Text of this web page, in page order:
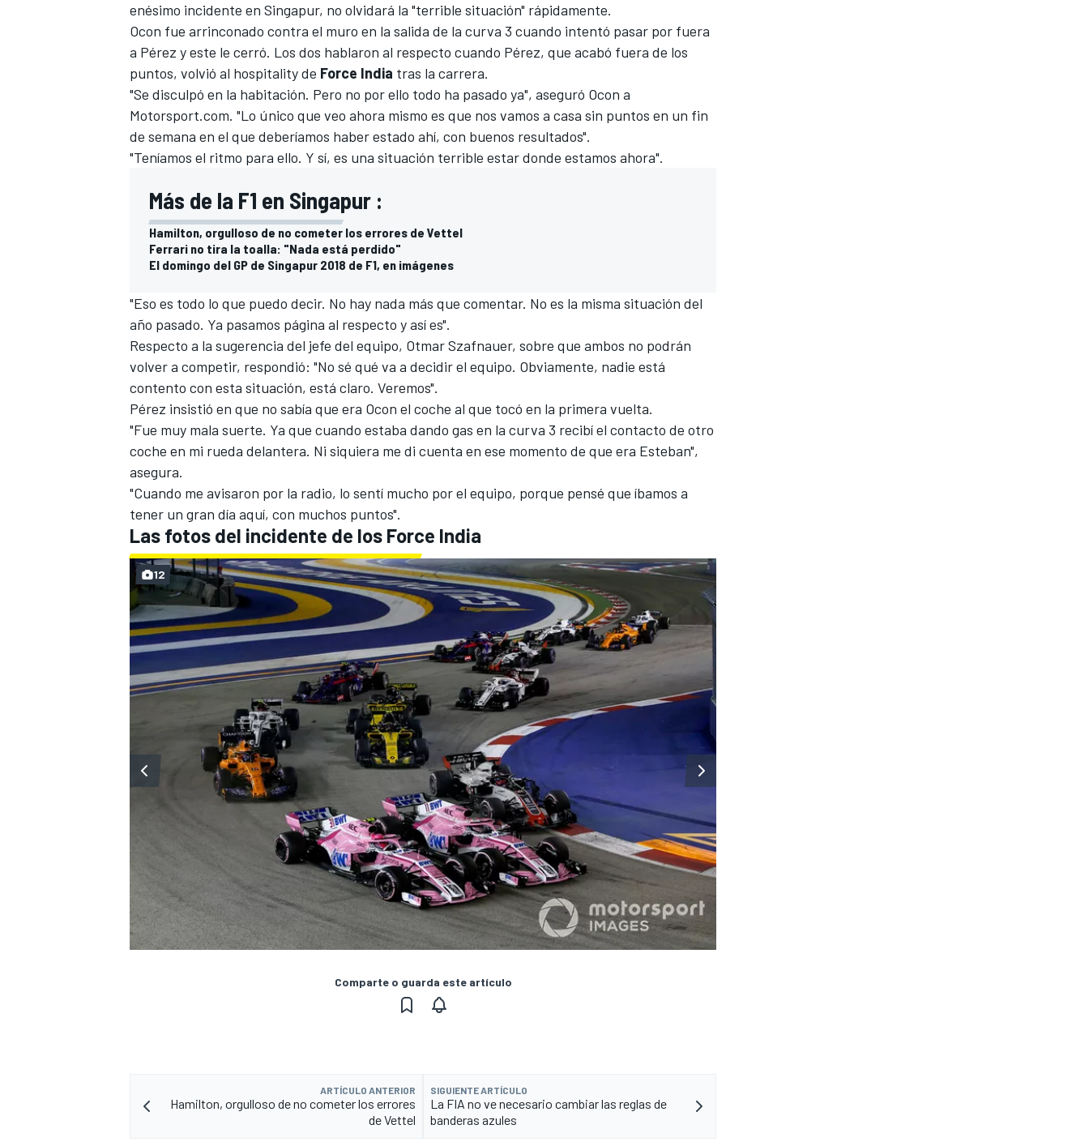
enésimo incidente en Singapur, no olvidará la "terrible situación" rápidamente.
Ocon fue arrinconado contra el muro en la salida de la curva 3 cuando intentó pasar por fuera
a Pérez y este le cerró. Los dos hablaron al respecto cuando Pérez, que acabó fuera de los
puntos, volvió al hospitality de Force India tras la carrera.
"Se disculpó en la habitación. Pero no por ello todo ha pasado ya", aseguró Ocon a
Motorsport.com. "Lo único que veo ahora mismo es que nos vamos a casa sin puntos en un fin
de semana en el que deberíamos haber estado ahí, con buenos resultados".
"Teníamos el ritmo para ello. Y sí, es una situación terrible estar donde estamos ahora".
Más de la F1 en Singapur :
Hamilton, orgulloso de no cometer los errores de Vettel
Ferrari no tira la toalla: "Nada está perdido"
El domingo del GP de Singapur 2018 de F1, en imágenes
"Eso es todo lo que puedo decir. No hay nada más que comentar. No es la misma situación del
año pasado. Ya pasamos página al respecto y así es".
Respecto a la sugerencia del jefe del equipo, Otmar Szafnauer, sobre que ambos no podrán
volver a competir, respondió: "No sé qué va a decidir el equipo. Obviamente, nadie está
contento con esta situación, está claro. Veremos".
Pérez insistió en que no sabía que era Ocon el coche al que tocó en la primera vuelta.
"Fue muy mala suerte. Ya que cuando estaba dando gas en la curva 3 recibí el contacto de otro
coche en mi rueda delantera. Ni siquiera me di cuenta en ese momento de que era Esteban",
asegura.
"Cuando me avisaron por la radio, lo sentí mucho por el equipo, porque pensé que íbamos a
tener un gran día aquí, con muchos puntos".
Las fotos del incidente de los Force India
12
Comparte o guarda este artículo
ARTÍCULO ANTERIOR
Hamilton, orgulloso de no cometer los errores
de Vettel
SIGUIENTE ARTÍCULO
La FIA no ve necesario cambiar las reglas de
banderas azules